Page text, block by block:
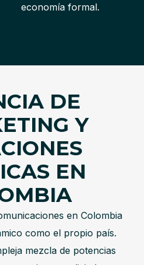
economía formal.
DE
Y
EN
en Colombia
como el propio país.
mezcla de potencias